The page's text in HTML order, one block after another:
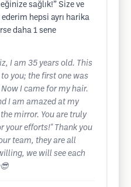
sağlık!” Size ve
hepsi ayrı harika
daha 1 sene
I am 35 years old. This
you; the first one was
I came for my hair.
I am amazed at my
mirror. You are truly
your efforts!" Thank you
team, they are all
we will see each